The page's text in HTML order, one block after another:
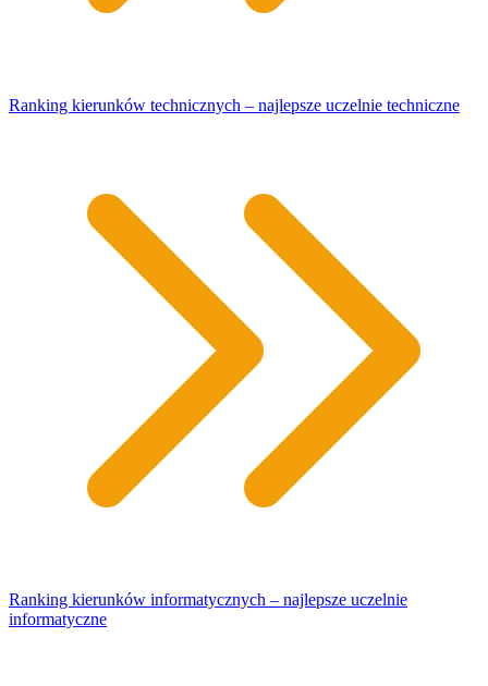
Ranking kierunków technicznych – najlepsze uczelnie techniczne
Ranking kierunków informatycznych – najlepsze uczelnie
informatyczne